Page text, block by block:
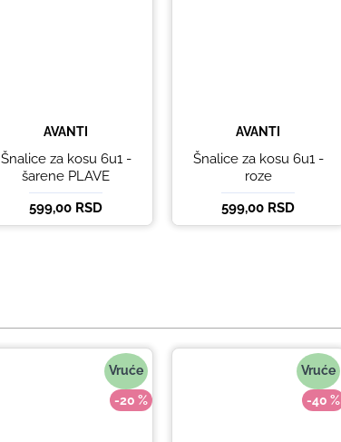
AVANTI
Šnalice za kosu 6u1 -
šarene PLAVE
599,00 RSD
AVANTI
Šnalice za kosu 6u1 -
roze
599,00 RSD
Vruće
-20 %
Vruće
-40 %